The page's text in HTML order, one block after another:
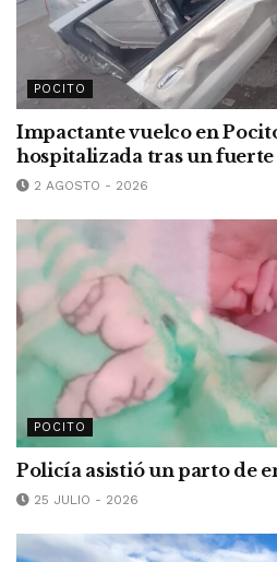
POCITO
Impactante vuelco en
hospitalizada tras un
2 AGOSTO - 2026
POCITO
Policía asistió un parto de
25 JULIO - 2026